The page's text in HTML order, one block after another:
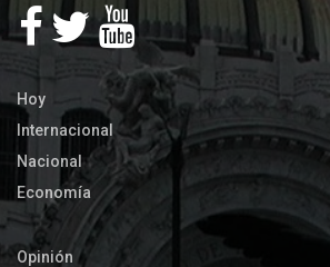
Hoy
Internacional
Nacional
Economía
Opinión